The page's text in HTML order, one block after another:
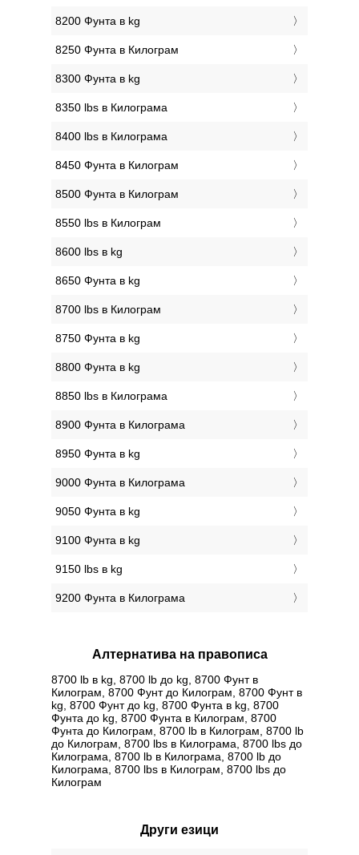
8200 Фунтa в kg
8250 Фунтa в Килограм
8300 Фунтa в kg
8350 lbs в Килограмa
8400 lbs в Килограмa
8450 Фунтa в Килограм
8500 Фунтa в Килограм
8550 lbs в Килограм
8600 lbs в kg
8650 Фунтa в kg
8700 lbs в Килограм
8750 Фунтa в kg
8800 Фунтa в kg
8850 lbs в Килограмa
8900 Фунтa в Килограмa
8950 Фунтa в kg
9000 Фунтa в Килограмa
9050 Фунтa в kg
9100 Фунтa в kg
9150 lbs в kg
9200 Фунтa в Килограмa
Алтернатива на правописа
8700 lb в kg, 8700 lb до kg, 8700 Фунт в
Килограм, 8700 Фунт до Килограм, 8700 Фунт в
kg, 8700 Фунт до kg, 8700 Фунтa в kg, 8700
Фунтa до kg, 8700 Фунтa в Килограм, 8700
Фунтa до Килограм, 8700 lb в Килограм, 8700 lb
до Килограм, 8700 lbs в Килограмa, 8700 lbs до
Килограмa, 8700 lb в Килограмa, 8700 lb до
Килограмa, 8700 lbs в Килограм, 8700 lbs до
Килограм
Други езици